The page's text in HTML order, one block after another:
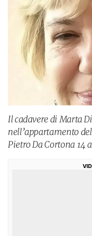
Il cadavere di Marta
nell’appartamento
Pietro Da Cortona 14